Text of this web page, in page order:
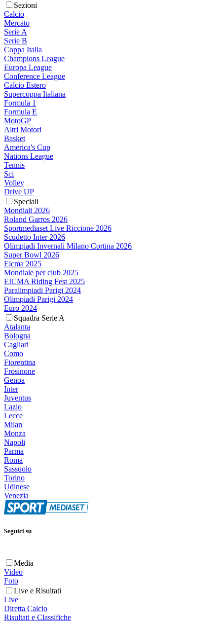
Sezioni
Calcio
Mercato
Serie A
Serie B
Coppa Italia
Champions League
Europa League
Conference League
Calcio Estero
Supercoppa Italiana
Formula 1
Formula E
MotoGP
Altri Motori
Basket
America's Cup
Nations League
Tennis
Sci
Volley
Drive UP
Speciali
Mondiali 2026
Roland Garros 2026
Sportmediaset Live Riccione 2026
Scudetto Inter 2026
Olimpiadi Invernali Milano Cortina 2026
Super Bowl 2026
Eicma 2025
Mondiale per club 2025
EICMA Riding Fest 2025
Paralimpiadi Parigi 2024
Olimpiadi Parigi 2024
Euro 2024
Squadra Serie A
Atalanta
Bologna
Cagliari
Como
Fiorentina
Frosinone
Genoa
Inter
Juventus
Lazio
Lecce
Milan
Monza
Napoli
Parma
Roma
Sassuolo
Torino
Udinese
Venezia
Seguici su
Media
Video
Foto
Live e Risultati
Live
Diretta Calcio
Risultati e Classifiche